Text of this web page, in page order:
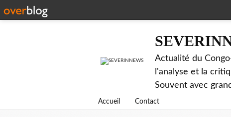
Actualité du
l'analyse et la
Souvent avec
Accueil Contact